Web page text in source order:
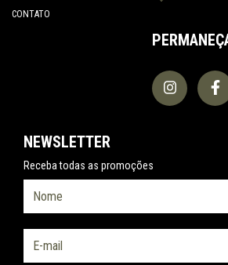
CONTATO
NEWSLETTER
Receba todas as promoções